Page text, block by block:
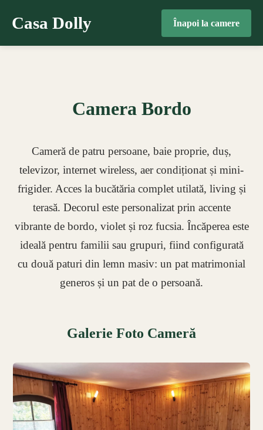
Casa Dolly Înapoi la camere
Camera Bordo
Cameră de patru persoane, baie proprie, duș,
televizor, internet wireless, aer condiționat și mini-
frigider. Acces la bucătăria complet utilată, living și
terasă. Decorul este personalizat prin accente
vibrante de bordo, violet și roz fucsia. Încăperea este
ideală pentru familii sau grupuri, fiind configurată
cu două paturi din lemn masiv: un pat matrimonial
generos și un pat de o persoană.
Galerie Foto Cameră